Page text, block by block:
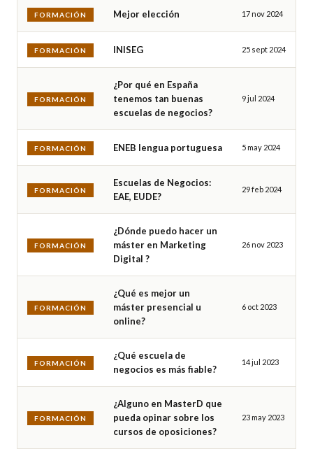
FORMACIÓN Mejor elección 17 nov 2024
FORMACIÓN INISEG 25 sept 2024
FORMACIÓN
¿Por qué en España
tenemos tan buenas
escuelas de negocios?
9 jul 2024
FORMACIÓN ENEB lengua portuguesa 5 may 2024
FORMACIÓN
Escuelas de Negocios:
EAE, EUDE?
29 feb 2024
FORMACIÓN
¿Dónde puedo hacer un
máster en Marketing
Digital ?
26 nov 2023
FORMACIÓN
¿Qué es mejor un
máster presencial u
online?
6 oct 2023
FORMACIÓN
¿Qué escuela de
negocios es más fiable?
14 jul 2023
FORMACIÓN
¿Alguno en MasterD que
pueda opinar sobre los
cursos de oposiciones?
23 may 2023